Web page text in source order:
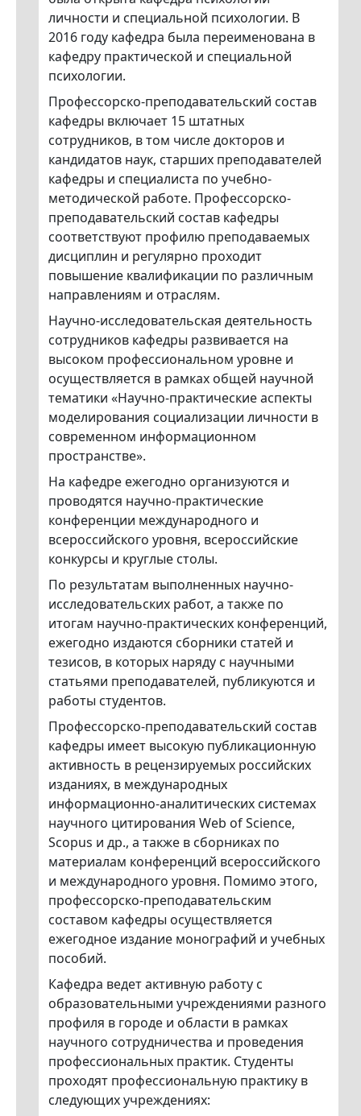
личности и специальной психологии. В
2016 году кафедра была переименована в
кафедру практической и специальной
психологии.
Профессорско-преподавательский состав
кафедры включает 15 штатных
сотрудников, в том числе докторов и
кандидатов наук, старших преподавателей
кафедры и специалиста по учебно-
методической работе. Профессорско-
преподавательский состав кафедры
соответствуют профилю преподаваемых
дисциплин и регулярно проходит
повышение квалификации по различным
направлениям и отраслям.
Научно-исследовательская деятельность
сотрудников кафедры развивается на
высоком профессиональном уровне и
осуществляется в рамках общей научной
тематики «Научно-практические аспекты
моделирования социализации личности в
современном информационном
пространстве».
На кафедре ежегодно организуются и
проводятся научно-практические
конференции международного и
всероссийского уровня, всероссийские
конкурсы и круглые столы.
По результатам выполненных научно-
исследовательских работ, а также по
итогам научно-практических конференций,
ежегодно издаются сборники статей и
тезисов, в которых наряду с научными
статьями преподавателей, публикуются и
работы студентов.
Профессорско-преподавательский состав
кафедры имеет высокую публикационную
активность в рецензируемых российских
изданиях, в международных
информационно-аналитических системах
научного цитирования Web of Science,
Scopus и др., а также в сборниках по
материалам конференций всероссийского
и международного уровня. Помимо этого,
профессорско-преподавательским
составом кафедры осуществляется
ежегодное издание монографий и учебных
пособий.
Кафедра ведет активную работу с
образовательными учреждениями разного
профиля в городе и области в рамках
научного сотрудничества и проведения
профессиональных практик. Студенты
проходят профессиональную практику в
следующих учреждениях: